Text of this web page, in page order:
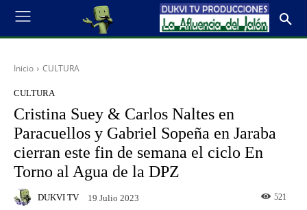
Inicio CULTURA
CULTURA
Cristina Suey & Carlos Naltes en
Paracuellos y Gabriel Sopeña en Jaraba
cierran este fin de semana el ciclo En
Torno al Agua de la DPZ
DUKVI TV 19 Julio 2023 521